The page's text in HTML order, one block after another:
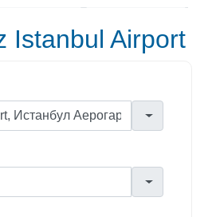
Istanbul Airport